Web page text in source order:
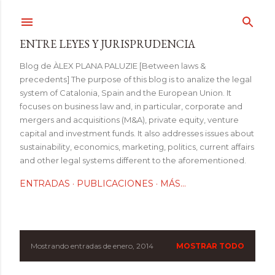
ENTRE LEYES Y JURISPRUDENCIA
Blog de ÀLEX PLANA PALUZIE [Between laws &
precedents] The purpose of this blog is to analize the legal
system of Catalonia, Spain and the European Union. It
focuses on business law and, in particular, corporate and
mergers and acquisitions (M&A), private equity, venture
capital and investment funds. It also addresses issues about
sustainability, economics, marketing, politics, current affairs
and other legal systems different to the aforementioned.
ENTRADAS PUBLICACIONES MÁS…
EMostrando entradas de enero, 2014 MOSTRAR TODO